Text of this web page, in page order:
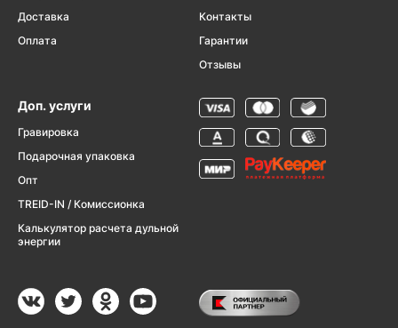
Доставка
Оплата
Контакты
Гарантии
Отзывы
Доп. услуги
Гравировка
Подарочная упаковка
Опт
TREID-IN / Комиссионка
Калькулятор расчета дульной
энергии